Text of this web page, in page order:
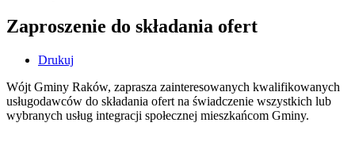
Zaproszenie do składania ofert
Drukuj
Wójt Gminy Raków, zaprasza zainteresowanych kwalifikowanych
usługodawców do składania ofert na świadczenie wszystkich lub
wybranych usług integracji społecznej mieszkańcom Gminy.